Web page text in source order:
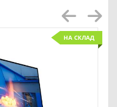
НА СКЛАД